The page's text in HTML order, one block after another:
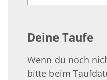
Deine Taufe
Wenn du noch
bitte beim